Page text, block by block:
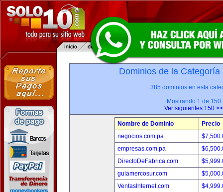
Dominios de la
385 dominios en esta
Mostrando 1 de 150
Ver siguientes 150 >>
Nombre de Dominio
Precio
negocios.com.pa
empresas.com.pa
DirectoDeFabrica.com
guiamercosur.com
VentasInternet.com